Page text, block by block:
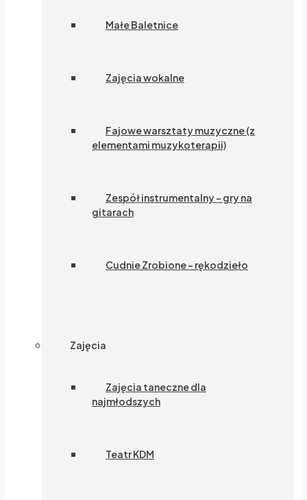
Małe Baletnice
Zajęcia wokalne
Fajowe warsztaty muzyczne (z
elementami muzykoterapii)
Zespół instrumentalny – gry na
gitarach
Cudnie Zrobione – rękodzieło
Zajęcia
Zajęcia taneczne dla
najmłodszych
Teatr KDM